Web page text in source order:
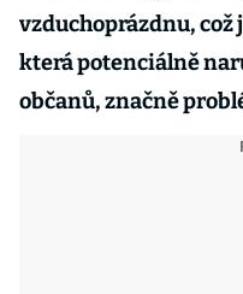
vzduchoprázdnu,
která potenciálně
občanů, značně